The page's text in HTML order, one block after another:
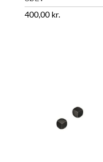
400,00 kr.